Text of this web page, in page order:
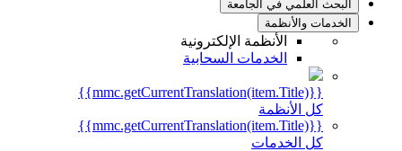
البحث العلمي في الجامعة
الخدمات والأنظمة
الأنظمة الإلكترونية
الخدمات السحابية
{{mmc.getCurrentTranslation(item.Title)}}
كل الأنظمة
{{mmc.getCurrentTranslation(item.Title)}}
كل الخدمات